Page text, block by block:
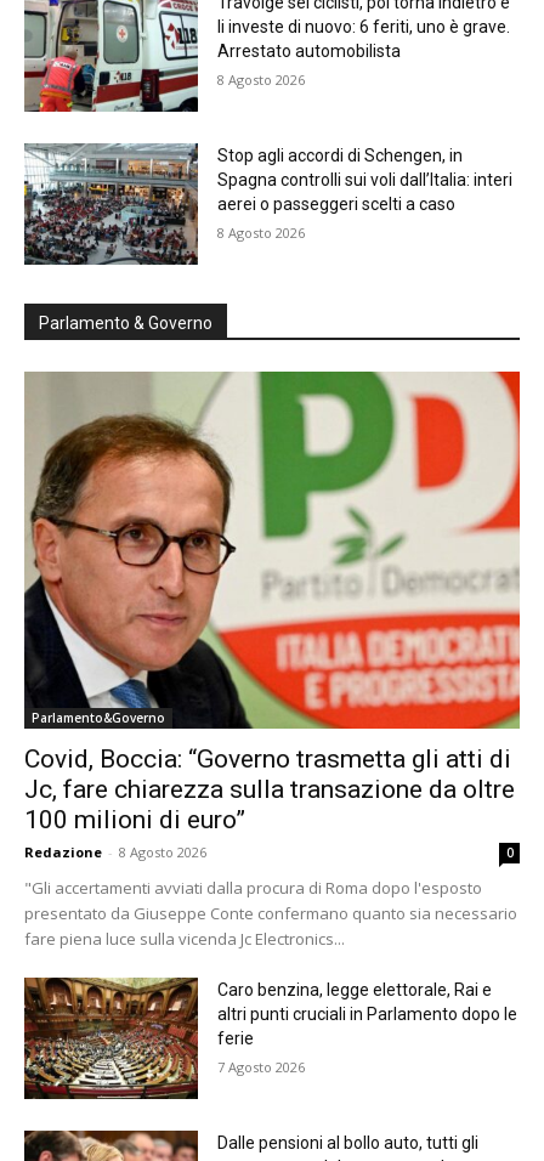
li investe di nuovo: 6 feriti, uno è grave.
Arrestato automobilista
8 Agosto 2026
Stop agli accordi di Schengen, in
Spagna controlli sui voli dall’Italia: interi
aerei o passeggeri scelti a caso
8 Agosto 2026
Parlamento & Governo
Parlamento&Governo
Covid, Boccia: “Governo trasmetta gli atti di
Jc, fare chiarezza sulla transazione da oltre
100 milioni di euro”
Redazione - 8 Agosto 2026 0
"Gli accertamenti avviati dalla procura di Roma dopo l'esposto
presentato da Giuseppe Conte confermano quanto sia necessario
fare piena luce sulla vicenda Jc Electronics...
Caro benzina, legge elettorale, Rai e
altri punti cruciali in Parlamento dopo le
ferie
7 Agosto 2026
Dalle pensioni al bollo auto, tutti gli